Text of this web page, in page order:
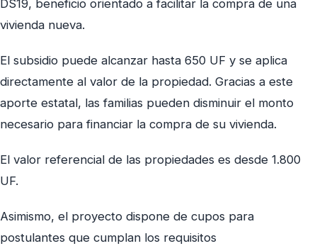
DS19, beneficio orientado a facilitar la compra de una
vivienda nueva.
El subsidio puede alcanzar hasta 650 UF y se aplica
directamente al valor de la propiedad. Gracias a este
aporte estatal, las familias pueden disminuir el monto
necesario para financiar la compra de su vivienda.
El valor referencial de las propiedades es desde 1.800
UF.
Asimismo, el proyecto dispone de cupos para
postulantes que cumplan los requisitos